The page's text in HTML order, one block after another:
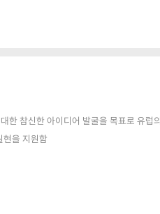
한 참신한 아이디어 발굴을 목표로 유럽
현을 지원함